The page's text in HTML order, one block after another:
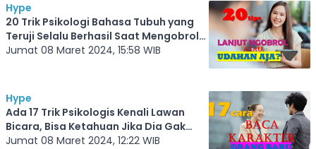
Hype
20 Trik Psikologi Bahasa Tubuh yang
Teruji Selalu Berhasil Saat Mengobrol
dengan Orang Baru. Bisa Pastikan Dia
Jumat 08 Maret 2024, 15:58 WIB
Hype
Ada 17 Trik Psikologis Kenali Lawan
Bicara, Bisa Ketahuan Jika Dia Gak
Suka Sama Kamu
Jumat 08 Maret 2024, 12:22 WIB